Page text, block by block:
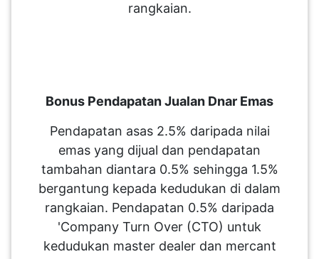
rangkaian.
Bonus Pendapatan Jualan Dnar Emas
Pendapatan asas 2.5% daripada nilai
emas yang dijual dan pendapatan
tambahan diantara 0.5% sehingga 1.5%
bergantung kepada kedudukan di dalam
rangkaian. Pendapatan 0.5% daripada
'Company Turn Over (CTO) untuk
kedudukan master dealer dan mercant